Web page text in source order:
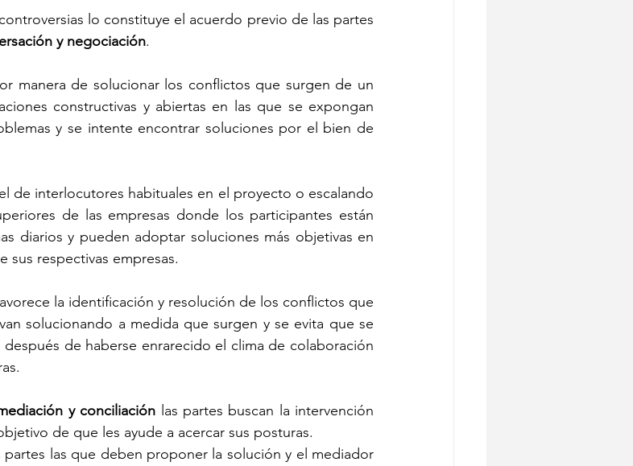
lo constituye el acuerdo previo de las partes
y negociación.
manera de solucionar los conflictos que surgen de un
constructivas y abiertas en las que se expongan
y se intente encontrar soluciones por el bien de
de interlocutores habituales en el proyecto o escalando
de las empresas donde los participantes están
diarios y pueden adoptar soluciones más objetivas en
sus respectivas empresas.
la identificación y resolución de los conflictos que
solucionando a medida que surgen y se evita que se
de haberse enrarecido el clima de colaboración
y conciliación las partes buscan la intervención
de que les ayude a acercar sus posturas.
las que deben proponer la solución y el mediador